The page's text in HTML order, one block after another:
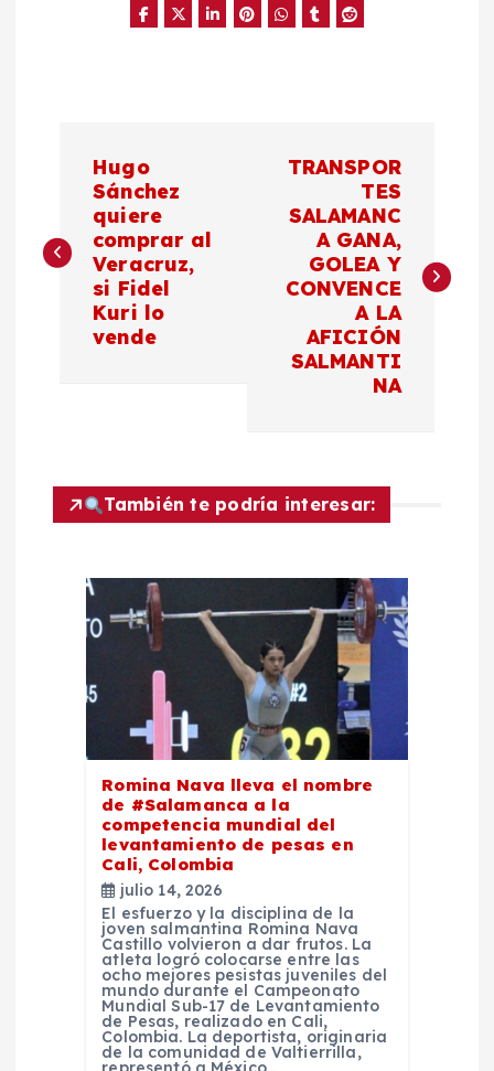
v
c
Hugo
Sánchez
quiere
comprar al
Veracruz,
si Fidel
Kuri lo
vende
TRANSPOR
TES
SALAMANC
A GANA,
GOLEA Y
CONVENCE
A LA
AFICIÓN
SALMANTI
NA
También te podría interesar:
Romina Nava lleva el nombre
de #Salamanca a la
competencia mundial del
levantamiento de pesas en
Cali, Colombia
julio 14, 2026
El esfuerzo y la disciplina de la
joven salmantina Romina Nava
Castillo volvieron a dar frutos. La
atleta logró colocarse entre las
ocho mejores pesistas juveniles del
mundo durante el Campeonato
Mundial Sub-17 de Levantamiento
de Pesas, realizado en Cali,
Colombia. La deportista, originaria
de la comunidad de Valtierrilla,